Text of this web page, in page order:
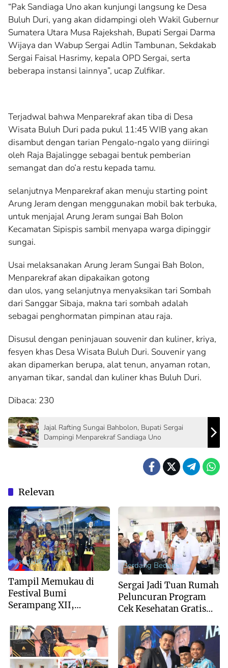
“Pak Sandiaga Uno akan kunjungi langsung ke Desa
Buluh Duri, yang akan didampingi oleh Wakil Gubernur
Sumatera Utara Musa Rajekshah, Bupati Sergai Darma
Wijaya dan Wabup Sergai Adlin Tambunan, Sekdakab
Sergai Faisal Hasrimy, kepala OPD Sergai, serta
beberapa instansi lainnya”, ucap Zulfikar.
Terjadwal bahwa Menparekraf akan tiba di Desa
Wisata Buluh Duri pada pukul 11:45 WIB yang akan
disambut dengan tarian Pengalo-ngalo yang diiringi
oleh Raja Bajalingge sebagai bentuk pemberian
semangat dan do’a restu kepada tamu.
selanjutnya Menparekraf akan menuju starting point
Arung Jeram dengan menggunakan mobil bak terbuka,
untuk menjajal Arung Jeram sungai Bah Bolon
Kecamatan Sipispis sambil menyapa warga dipinggir
sungai.
Usai melaksanakan Arung Jeram Sungai Bah Bolon,
Menparekraf akan dipakaikan gotong
dan ulos, yang selanjutnya menyaksikan tari Sombah
dari Sanggar Sibaja, makna tari sombah adalah
sebagai penghormatan pimpinan atau raja.
Disusul dengan peninjauan souvenir dan kuliner, kriya,
fesyen khas Desa Wisata Buluh Duri. Souvenir yang
akan dipamerkan berupa, alat tenun, anyaman rotan,
anyaman tikar, sandal dan kuliner khas Buluh Duri.
Dibaca: 230
Jajal Rafting Sungai Bahbolon, Bupati Sergai
Dampingi Menparekraf Sandiaga Uno
Relevan
Pendidikan
Tampil Memukau di
Festival Bumi
Serampang XII,
Husna Sabet Juara
Umum I
Serdang Bedagai
Sergai Jadi Tuan Rumah
Peluncuran Program
Cek Kesehatan Gratis
Sumut